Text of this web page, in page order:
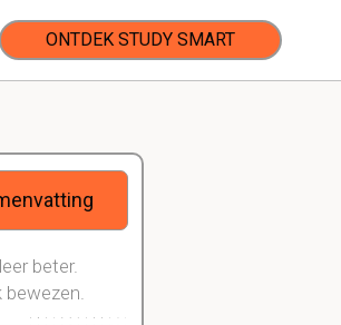
ONTDEK STUDY SMART
beter.
bewezen.